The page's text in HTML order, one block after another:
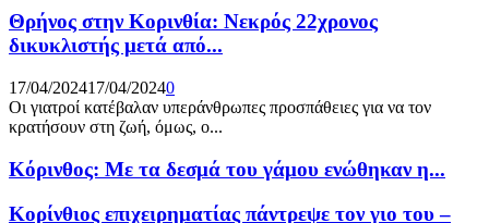
Θρήνος στην Κορινθία: Νεκρός 22χρονος
δικυκλιστής μετά από...
17/04/202417/04/20240
Οι γιατροί κατέβαλαν υπεράνθρωπες προσπάθειες για να τον
κρατήσουν στη ζωή, όμως, ο...
Κόρινθος: Με τα δεσμά του γάμου ενώθηκαν η...
Κορίνθιος επιχειρηματίας πάντρεψε τον γιο του –